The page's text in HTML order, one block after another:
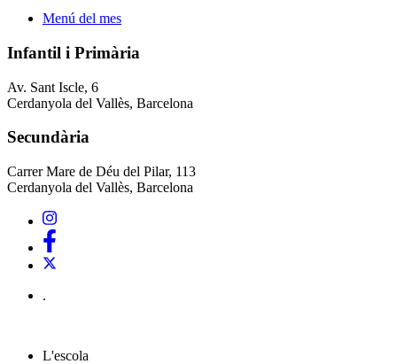
Menú del mes
Infantil i Primària
Av. Sant Iscle, 6
Cerdanyola del Vallès, Barcelona
Secundària
Carrer Mare de Déu del Pilar, 113
Cerdanyola del Vallès, Barcelona
.
L'escola